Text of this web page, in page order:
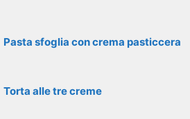
Pasta sfoglia con crema pasticcera
Torta alle tre creme